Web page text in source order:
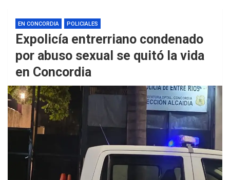
EN CONCORDIA POLICIALES
Expolicía entrerriano condenado
por abuso sexual se quitó la vida
en Concordia